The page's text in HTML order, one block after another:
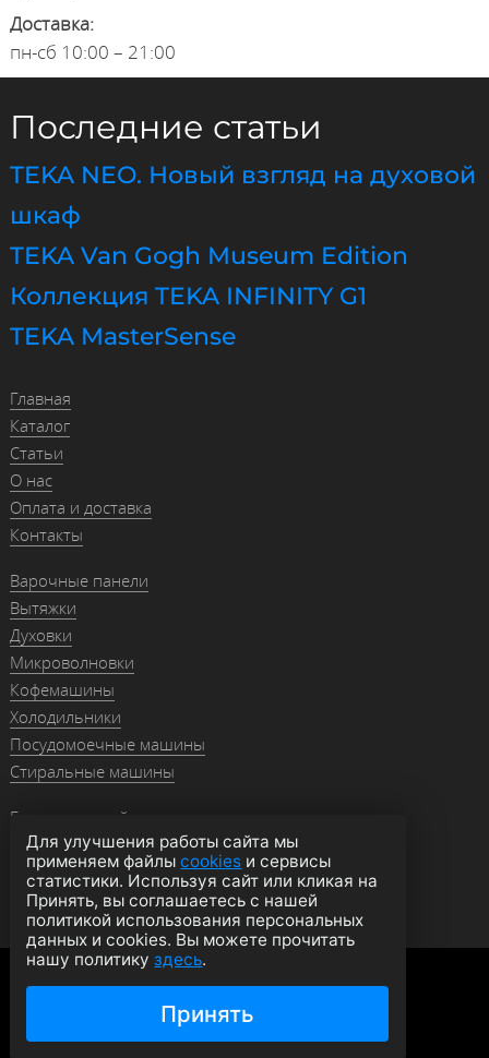
Доставка:
пн-сб 10:00 – 21:00
Последние статьи
TEKA NEO. Новый взгляд на духовой
шкаф
TEKA Van Gogh Museum Edition
Коллекция TEKA INFINITY G1
TEKA MasterSense
Главная
Каталог
Статьи
О нас
Оплата и доставка
Контакты
Варочные панели
Вытяжки
Духовки
Микроволновки
Кофемашины
Холодильники
Посудомоечные машины
Стиральные машины
Гранитные мойки
Мойки из нержавейки
Смесители
Аксессуары
© 2026 moyki1.ru
Политика конфиденциальности
Согласие на обработку данных
Для улучшения работы сайта мы
применяем файлыcookies и сервисы
статистики. Используя сайт или кликая на
Принять, вы соглашаетесь с нашей
политикой использования персональных
данных и cookies. Вы можете прочитать
нашу политикуздесь.
Принять